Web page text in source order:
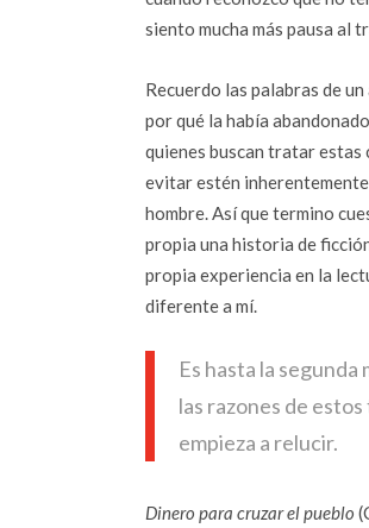
siento mucha más pausa al
Recuerdo las palabras de
por qué la había
quienes buscan tratar estas
evitar estén
hombre. Así que termino
propia una historia de
propia experiencia en la
diferente a mí.
Es hasta la
las razones de
empieza a relucir.
Dinero para cruzar el pueblo